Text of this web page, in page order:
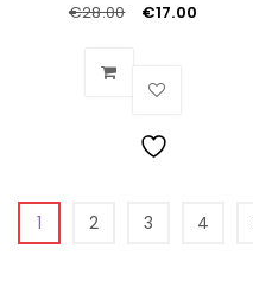
€28.00 €17.00
de
1 2 3 4